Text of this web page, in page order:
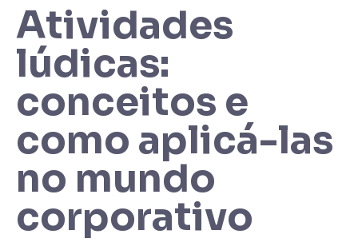
Atividades
lúdicas:
conceitos e
como aplicá-las
no mundo
corporativo